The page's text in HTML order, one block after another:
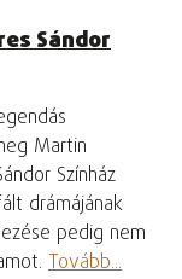
Sándor
Martin
Színház
drámájának
pedig nem
Tovább...